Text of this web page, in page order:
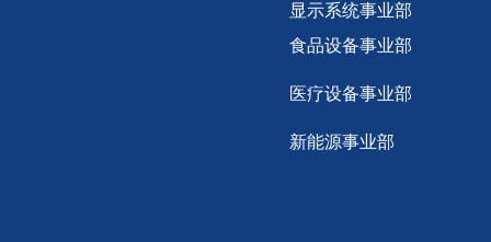
显示系统事业部
食品设备事业部
医疗设备事业部
新能源事业部